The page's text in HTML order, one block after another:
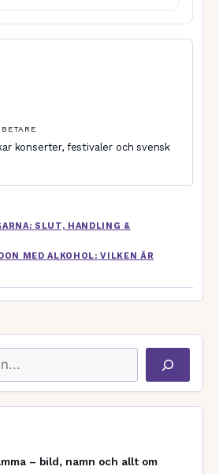
konserter, festivaler och svensk
SLUT, HANDLING &
MED ALKOHOL: VILKEN ÄR
– bild, namn och allt om